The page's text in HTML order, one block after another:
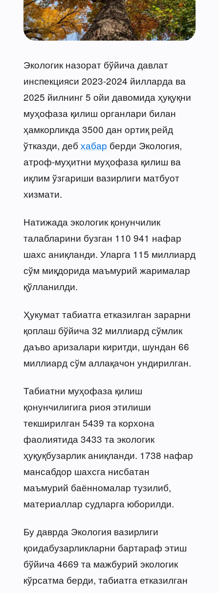
Экологик назорат бўйича давлат
инспекцияси 2023-2024 йилларда ва
2025 йилнинг 5 ойи давомида ҳуқуқни
муҳофаза қилиш органлари билан
ҳамкорликда 3500 дан ортиқ рейд
ўтказди, деб хабар берди Экология,
атроф-муҳитни муҳофаза қилиш ва
иқлим ўзгариши вазирлиги матбуот
хизмати.
Натижада экологик қонунчилик
талабларини бузган 110 941 нафар
шахс аниқланди. Уларга 115 миллиард
сўм миқдорида маъмурий жарималар
қўлланилди.
Ҳукумат табиатга етказилган зарарни
қоплаш бўйича 32 миллиард сўмлик
даъво аризалари киритди, шундан 66
миллиард сўм аллақачон ундирилган.
Табиатни муҳофаза қилиш
қонунчилигига риоя этилиши
текширилган 5439 та корхона
фаолиятида 3433 та экологик
ҳуқуқбузарлик аниқланди. 1738 нафар
мансабдор шахсга нисбатан
маъмурий баённомалар тузилиб,
материаллар судларга юборилди.
Бу даврда Экология вазирлиги
қоидабузарликларни бартараф этиш
бўйича 4669 та мажбурий экологик
кўрсатма берди, табиатга етказилган